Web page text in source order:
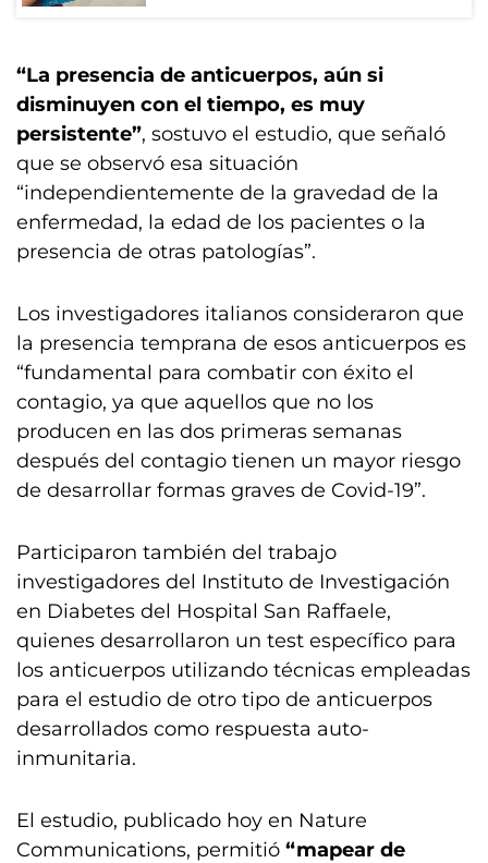
“La presencia de anticuerpos, aún si
disminuyen con el tiempo, es muy
persistente”, sostuvo el estudio, que señaló
que se observó esa situación
“independientemente de la gravedad de la
enfermedad, la edad de los pacientes o la
presencia de otras patologías”.
Los investigadores italianos consideraron que
la presencia temprana de esos anticuerpos es
“fundamental para combatir con éxito el
contagio, ya que aquellos que no los
producen en las dos primeras semanas
después del contagio tienen un mayor riesgo
de desarrollar formas graves de Covid-19”.
Participaron también del trabajo
investigadores del Instituto de Investigación
en Diabetes del Hospital San Raffaele,
quienes desarrollaron un test específico para
los anticuerpos utilizando técnicas empleadas
para el estudio de otro tipo de anticuerpos
desarrollados como respuesta auto-
inmunitaria.
El estudio, publicado hoy en Nature
Communications, permitió “mapear de